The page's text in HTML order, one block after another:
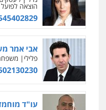
הוצאה לפועל
אבי אמר
פלילי
עו"ד